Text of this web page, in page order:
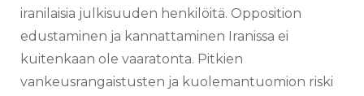
iranilaisia julkisuuden henkilöitä. Opposition
edustaminen ja kannattaminen Iranissa ei
kuitenkaan ole vaaratonta. Pitkien
vankeusrangaistusten ja kuolemantuomion riski